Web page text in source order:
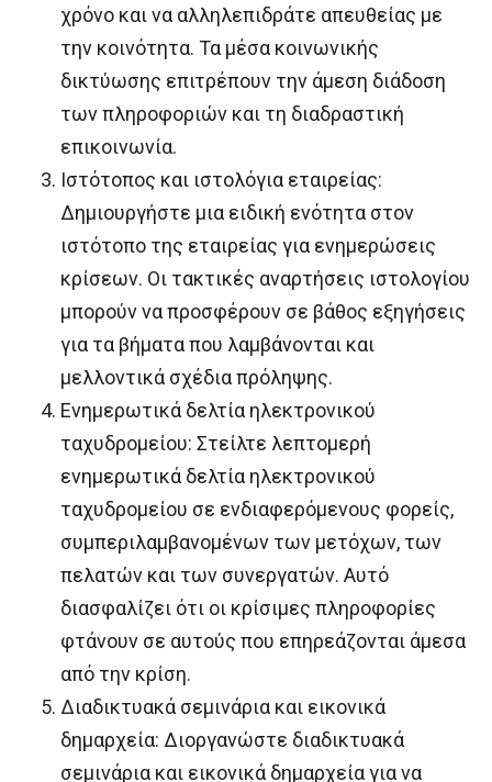
χρόνο και να αλληλεπιδράτε απευθείας με
την κοινότητα. Τα μέσα κοινωνικής
δικτύωσης επιτρέπουν την άμεση διάδοση
των πληροφοριών και τη διαδραστική
επικοινωνία.
Ιστότοπος και ιστολόγια εταιρείας:
Δημιουργήστε μια ειδική ενότητα στον
ιστότοπο της εταιρείας για ενημερώσεις
κρίσεων. Οι τακτικές αναρτήσεις ιστολογίου
μπορούν να προσφέρουν σε βάθος εξηγήσεις
για τα βήματα που λαμβάνονται και
μελλοντικά σχέδια πρόληψης.
Ενημερωτικά δελτία ηλεκτρονικού
ταχυδρομείου: Στείλτε λεπτομερή
ενημερωτικά δελτία ηλεκτρονικού
ταχυδρομείου σε ενδιαφερόμενους φορείς,
συμπεριλαμβανομένων των μετόχων, των
πελατών και των συνεργατών. Αυτό
διασφαλίζει ότι οι κρίσιμες πληροφορίες
φτάνουν σε αυτούς που επηρεάζονται άμεσα
από την κρίση.
Διαδικτυακά σεμινάρια και εικονικά
δημαρχεία: Διοργανώστε διαδικτυακά
σεμινάρια και εικονικά δημαρχεία για να